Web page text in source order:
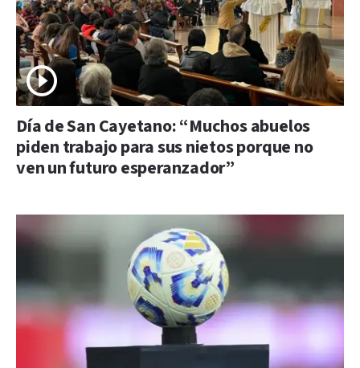
Día de San Cayetano: “Muchos abuelos
piden trabajo para sus nietos porque no
ven un futuro esperanzador”